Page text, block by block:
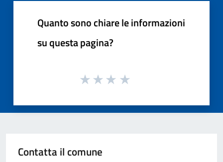
Quanto sono chiare le informazioni
su questa pagina?
Contatta il comune